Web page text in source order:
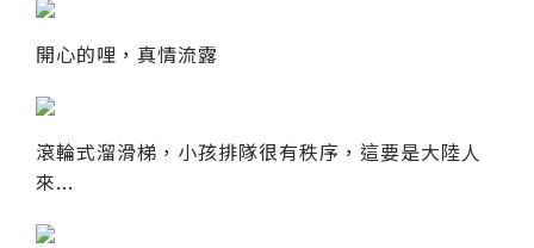
開心的哩，真情流露
滾輪式溜滑梯，小孩排隊很有秩序，這要是大陸人
來...